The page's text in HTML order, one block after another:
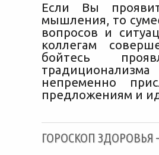
Если Вы
мышления, то
вопросов и
коллегам
бойтесь
непременно
предложениям и
ГОРОСКОП ЗДОРОВЬЯ